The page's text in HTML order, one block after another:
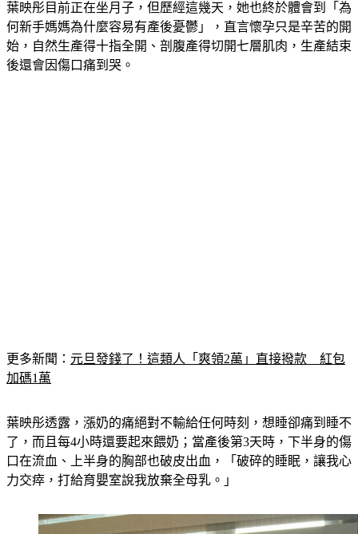
何新手媽媽為什麼容易有產後憂鬱」，直言懷孕只是辛苦的開
始，自然生產得十指全開、剖腹產得切開七層肌肉，生產結束
後還會因傷口痛到哭。
加碼1萬
了，而且每4小時還要起來餵奶；當產後第3天時，下半身的傷
口在流血、上半身的胸部也破皮出血，「破碎的睡眠，讓我心
力交瘁，打給育嬰室說我放棄全母乳。」